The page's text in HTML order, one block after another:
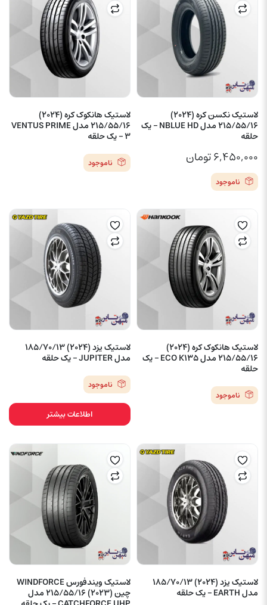
لاستیک نکسن کره (2024)
215/55/16 مدل NBLUE HD – یک
حلقه
۶,۴۵۰,۰۰۰تومان
ناموجود
لاستیک هانکوک کره (2024)
215/55/16 مدل VENTUS PRIME
3 – یک حلقه
ناموجود
لاستیک هانکوک کره (2024)
215/55/16 مدل ECO K135 – یک
حلقه
ناموجود
لاستیک یزد (2024) 185/70/13
مدل JUPITER – یک حلقه
ناموجود
اطلاعات بیشتر
لاستیک یزد (2024) 185/70/13
مدل EARTH – یک حلقه
لاستیک ویندفورس WINDFORCE
چین (2023) 215/55/16 مدل